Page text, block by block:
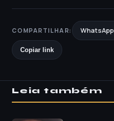
COMPARTILHAR: WhatsApp
Copiar link
Leia também